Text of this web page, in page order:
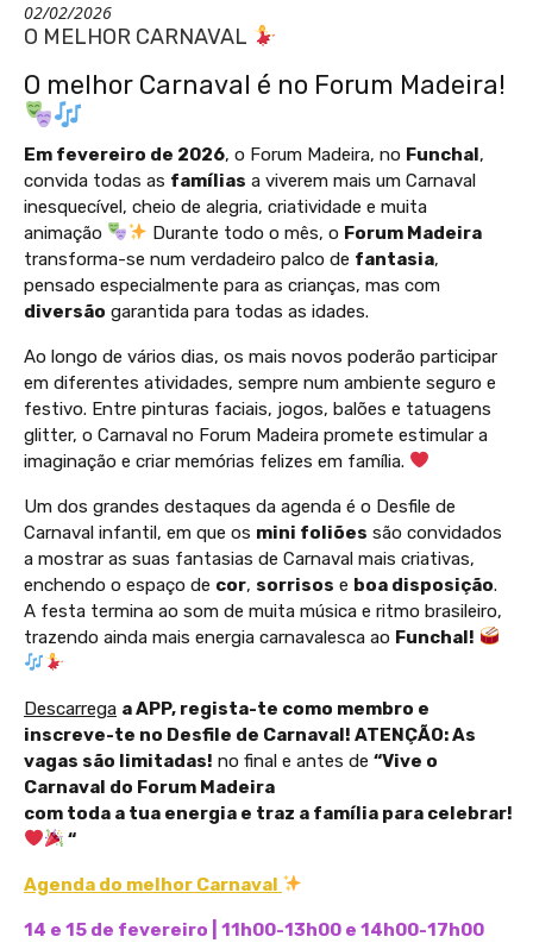
02/02/2026
O MELHOR CARNAVAL
O melhor Carnaval é no Forum Madeira!
Em fevereiro de 2026, o Forum Madeira, no Funchal,
convida todas as famílias a viverem mais um Carnaval
inesquecível, cheio de alegria, criatividade e muita
animação
Durante todo o mês, o Forum Madeira
transforma-se num verdadeiro palco de fantasia,
pensado especialmente para as crianças, mas com
diversão garantida para todas as idades.
Ao longo de vários dias, os mais novos poderão participar
em diferentes atividades, sempre num ambiente seguro e
festivo. Entre pinturas faciais, jogos, balões e tatuagens
glitter, o Carnaval no Forum Madeira promete estimular a
imaginação e criar memórias felizes em família.
Um dos grandes destaques da agenda é o Desfile de
Carnaval infantil, em que os mini foliões são convidados
a mostrar as suas fantasias de Carnaval mais criativas,
enchendo o espaço de cor, sorrisos e boa disposição.
A festa termina ao som de muita música e ritmo brasileiro,
trazendo ainda mais energia carnavalesca ao Funchal!
Descarrega a APP, regista-te como membro e
inscreve-te no Desfile de Carnaval! ATENÇÃO: As
vagas são limitadas! no final e antes de “Vive o
Carnaval do Forum Madeira
com toda a tua energia e traz a família para celebrar!
“
Agenda do melhor Carnaval
14 e 15 de fevereiro | 11h00-13h00 e 14h00-17h00